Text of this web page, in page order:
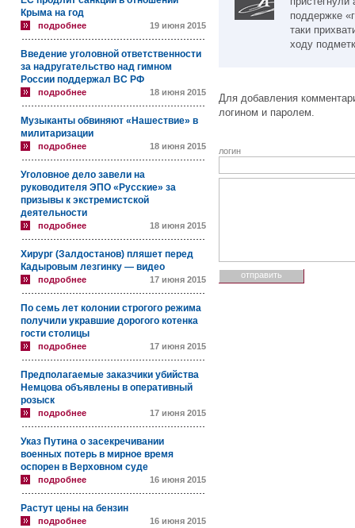
Крыма на год
подробнее 19 июня 2015
Введение уголовной ответственности
за надругательство над гимном
России поддержал ВС РФ
подробнее 18 июня 2015
Музыканты обвиняют «Нашествие» в
милитаризации
подробнее 18 июня 2015
Уголовное дело завели на
руководителя ЭПО «Русские» за
призывы к экстремистской
деятельности
подробнее 18 июня 2015
Хирург (Залдостанов) пляшет перед
Кадыровым лезгинку — видео
подробнее 17 июня 2015
По семь лет колонии строгого режима
получили укравшие дорогого котенка
гости столицы
подробнее 17 июня 2015
Предполагаемые заказчики убийства
Немцова объявлены в оперативный
розыск
подробнее 17 июня 2015
Указ Путина о засекречивании
военных потерь в мирное время
оспорен в Верховном суде
подробнее 16 июня 2015
Растут цены на бензин
подробнее 16 июня 2015
поддержке
таки
ходу
Для добавления
логином и паролем.
логин